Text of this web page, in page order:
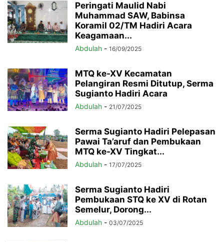
Peringati Maulid Nabi
Muhammad SAW, Babinsa
Koramil 02/TM Hadiri Acara
Keagamaan...
Abdulah - 16/09/2025
MTQ ke-XV Kecamatan
Pelangiran Resmi Ditutup, Serma
Sugianto Hadiri Acara
Abdulah - 21/07/2025
Serma Sugianto Hadiri Pelepasan
Pawai Ta’aruf dan Pembukaan
MTQ ke-XV Tingkat...
Abdulah - 17/07/2025
Serma Sugianto Hadiri
Pembukaan STQ ke XV di Rotan
Semelur, Dorong...
Abdulah - 03/07/2025